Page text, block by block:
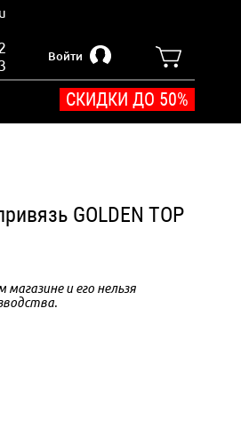
Войти
СКИДКИ ДО 50%
GOLDEN TOP
и его нельзя